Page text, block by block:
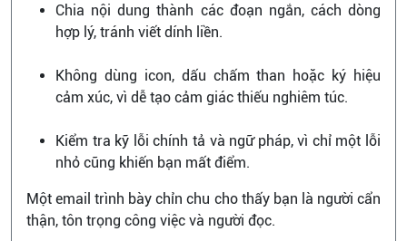
Chia nội dung thành các đoạn ngắn, cách dòng
hợp lý, tránh viết dính liền.
Không dùng icon, dấu chấm than hoặc ký hiệu
cảm xúc, vì dễ tạo cảm giác thiếu nghiêm túc.
Kiểm tra kỹ lỗi chính tả và ngữ pháp, vì chỉ một lỗi
nhỏ cũng khiến bạn mất điểm.
Một email trình bày chỉn chu cho thấy bạn là người cẩn
thận, tôn trọng công việc và người đọc.